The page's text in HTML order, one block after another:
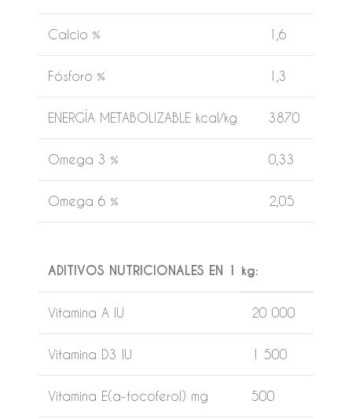
Calcio % 1,6
Fósforo % 1,3
ENERGÍA METABOLIZABLE kcal/kg 3870
Omega 3 % 0,33
Omega 6 % 2,05
ADITIVOS NUTRICIONALES EN 1 kg:
Vitamina A IU 20 000
Vitamina D3 IU 1 500
Vitamina E(a-tocoferol) mg 500